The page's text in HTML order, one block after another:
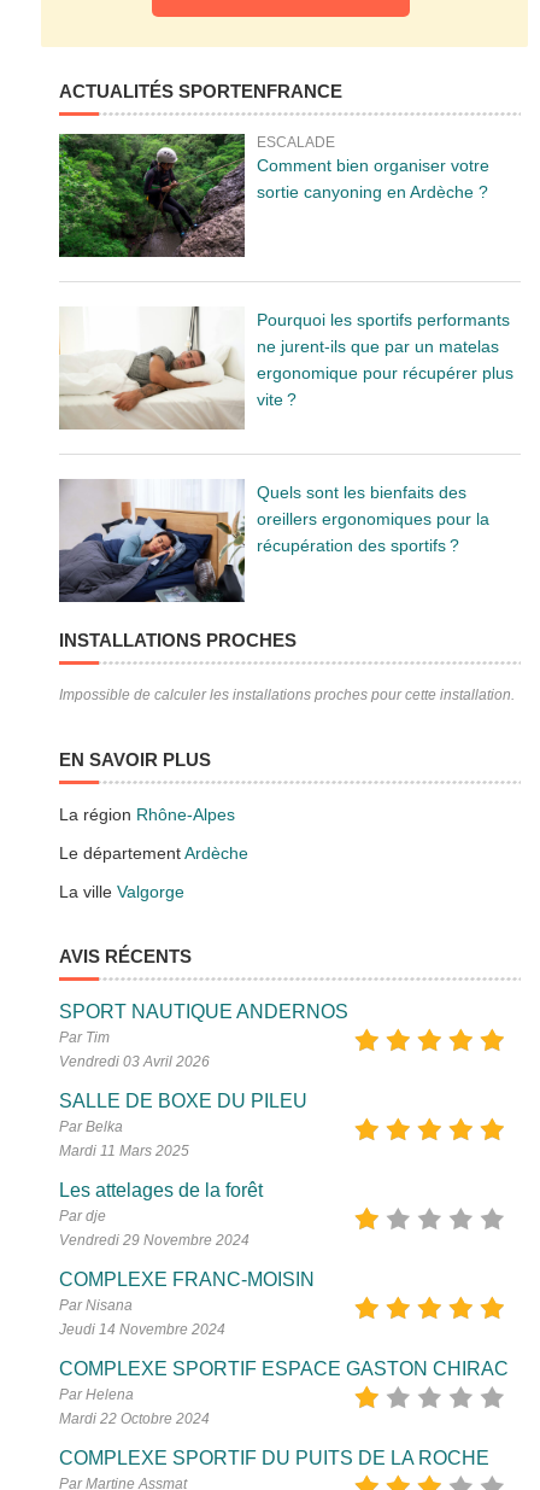
ACTUALITÉS SPORTENFRANCE
ESCALADE
Comment bien organiser votre
sortie canyoning en Ardèche ?
Pourquoi les sportifs performants
ne jurent-ils que par un matelas
ergonomique pour récupérer plus
vite ?
Quels sont les bienfaits des
oreillers ergonomiques pour la
récupération des sportifs ?
INSTALLATIONS PROCHES
Impossible de calculer les installations proches pour cette installation.
EN SAVOIR PLUS
La région Rhône-Alpes
Le départementArdèche
La villeValgorge
AVIS RÉCENTS
SPORT NAUTIQUE ANDERNOS
Par Tim
Vendredi 03 Avril 2026
SALLE DE BOXE DU PILEU
Par Belka
Mardi 11 Mars 2025
Les attelages de la forêt
Par dje
Vendredi 29 Novembre 2024
COMPLEXE FRANC-MOISIN
Par Nisana
Jeudi 14 Novembre 2024
COMPLEXE SPORTIF ESPACE GASTON CHIRAC
Par Helena
Mardi 22 Octobre 2024
COMPLEXE SPORTIF DU PUITS DE LA ROCHE
Par Martine Assmat